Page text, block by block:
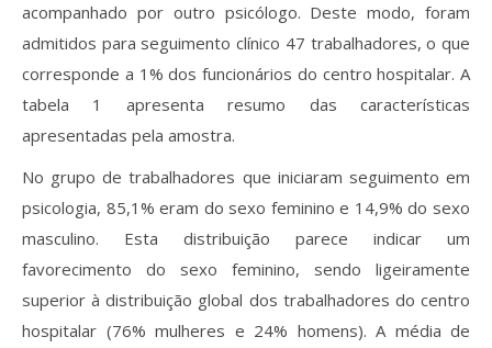
acompanhado por outro psicólogo. Deste modo, foram
admitidos para seguimento clínico 47 trabalhadores, o que
corresponde a 1% dos funcionários do centro hospitalar. A
tabela 1 apresenta resumo das características
apresentadas pela amostra.
No grupo de trabalhadores que iniciaram seguimento em
psicologia, 85,1% eram do sexo feminino e 14,9% do sexo
masculino. Esta distribuição parece indicar um
favorecimento do sexo feminino, sendo ligeiramente
superior à distribuição global dos trabalhadores do centro
hospitalar (76% mulheres e 24% homens). A média de